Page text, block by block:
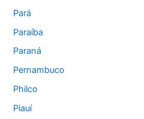
Pará
Paraíba
Paraná
Pernambuco
Philco
Piauí